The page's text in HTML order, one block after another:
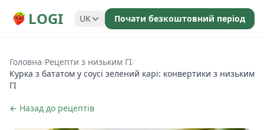
LOGI UK Почати безкоштовний період
Головна/Рецепти з низьким ГІ/
Курка з бататом у соусі зелений карі: конвертики з низьким
ГІ
← Назад до рецептів